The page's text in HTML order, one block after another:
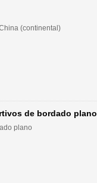
(continental)
de bordado plano
plano